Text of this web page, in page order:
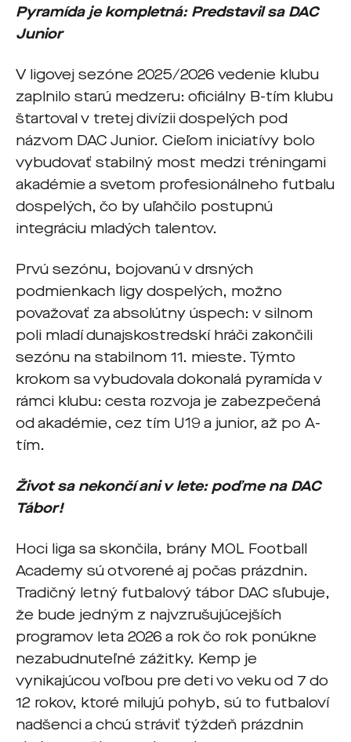
Pyramída je kompletná: Predstavil sa DAC
Junior
V ligovej sezóne 2025/2026 vedenie klubu
zaplnilo starú medzeru: oficiálny B-tím klubu
štartoval v tretej divízii dospelých pod
názvom DAC Junior. Cieľom iniciatívy bolo
vybudovať stabilný most medzi tréningami
akadémie a svetom profesionálneho futbalu
dospelých, čo by uľahčilo postupnú
integráciu mladých talentov.
Prvú sezónu, bojovanú v drsných
podmienkach ligy dospelých, možno
považovať za absolútny úspech: v silnom
poli mladí dunajskostredskí hráči zakončili
sezónu na stabilnom 11. mieste. Týmto
krokom sa vybudovala dokonalá pyramída v
rámci klubu: cesta rozvoja je zabezpečená
od akadémie, cez tím U19 a junior, až po A-
tím.
Život sa nekončí ani v lete: poďme na DAC
Tábor!
Hoci liga sa skončila, brány MOL Football
Academy sú otvorené aj počas prázdnin.
Tradičný letný futbalový tábor DAC sľubuje,
že bude jedným z najvzrušujúcejších
programov leta 2026 a rok čo rok ponúkne
nezabudnuteľné zážitky. Kemp je
vynikajúcou voľbou pre deti vo veku od 7 do
12 rokov, ktoré milujú pohyb, sú to futbaloví
nadšenci a chcú stráviť týždeň prázdnin